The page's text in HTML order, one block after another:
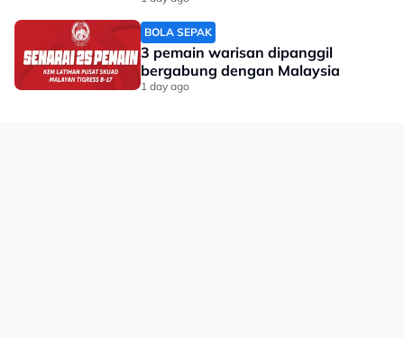
BOLA SEPAK
3 pemain warisan dipanggil
bergabung dengan Malaysia
1 day ago